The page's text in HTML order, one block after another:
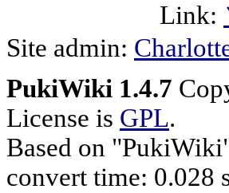
Link:
Site admin:
PukiWiki 1.4.7
License is GPL.
Based on
convert time: 0.028